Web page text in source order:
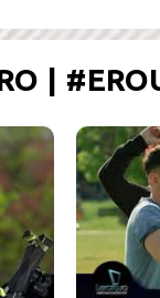
|